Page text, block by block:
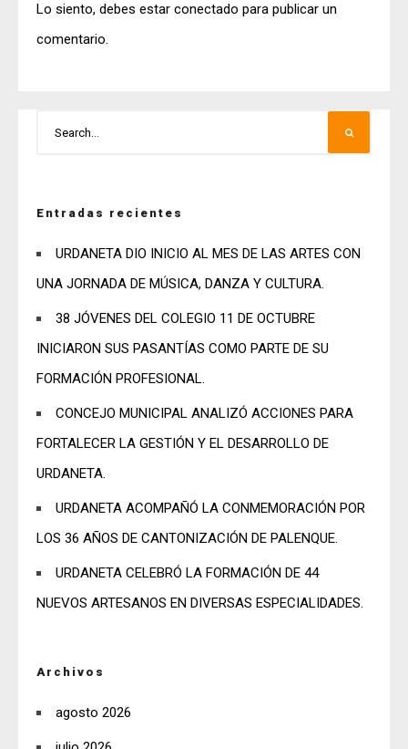
Lo siento, debes estar conectado para publicar un
comentario.
Entradas recientes
URDANETA DIO INICIO AL MES DE LAS ARTES CON
UNA JORNADA DE MÚSICA, DANZA Y CULTURA.
38 JÓVENES DEL COLEGIO 11 DE OCTUBRE
INICIARON SUS PASANTÍAS COMO PARTE DE SU
FORMACIÓN PROFESIONAL.
CONCEJO MUNICIPAL ANALIZÓ ACCIONES PARA
FORTALECER LA GESTIÓN Y EL DESARROLLO DE
URDANETA.
URDANETA ACOMPAÑÓ LA CONMEMORACIÓN POR
LOS 36 AÑOS DE CANTONIZACIÓN DE PALENQUE.
URDANETA CELEBRÓ LA FORMACIÓN DE 44
NUEVOS ARTESANOS EN DIVERSAS ESPECIALIDADES.
Archivos
agosto 2026